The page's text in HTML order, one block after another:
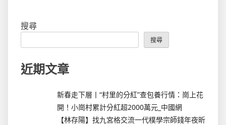
搜尋
搜尋
近期文章
新春走下層丨“村里的分紅”查包養行情：崗上花
開！小崗村累計分紅超2000萬元_中國網
【林存陽】找九宮格交流一代樸學宗師錢年夜昕